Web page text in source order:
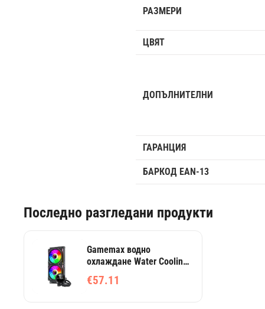
РАЗМЕРИ
ЦВЯТ
ДОПЪЛНИТЕЛНИ
ГАРАНЦИЯ
БАРКОД EAN-13
Последно разгледани продукти
Gamemax водно
охлаждане Water Cooling
IceBurg 240 Digital Black -
Addressable RGB
€57.11